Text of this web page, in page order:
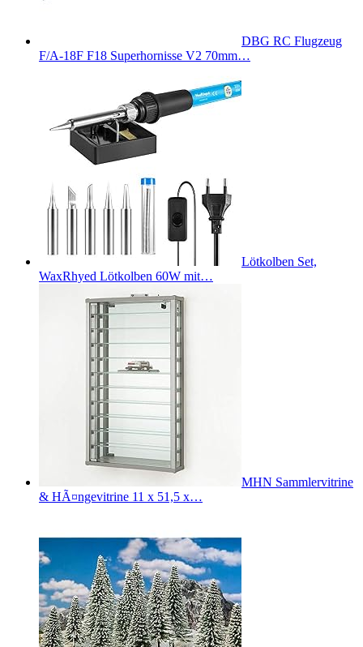
DBG RC Flugzeug
F/A-18F F18 Superhornisse V2 70mm…
Lötkolben Set,
WaxRhyed Lötkolben 60W mit…
MHN Sammlervitrine
& HÃ¤ngevitrine 11 x 51,5 x…